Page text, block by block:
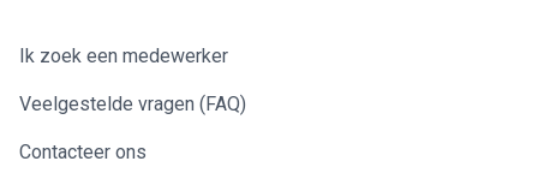
Ik zoek een medewerker
Veelgestelde vragen (FAQ)
Contacteer ons